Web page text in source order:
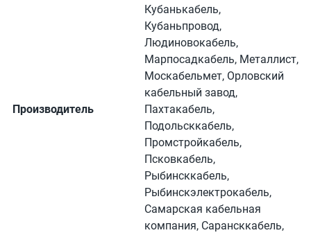
Производитель
Кубанькабель,
Кубаньпровод,
Людиновокабель,
Марпосадкабель, Металлист,
Москабельмет, Орловский
кабельный завод,
Пахтакабель,
Подольсккабель,
Промстройкабель,
Псковкабель,
Рыбинсккабель,
Рыбинскэлектрокабель,
Самарская кабельная
компания, Сарансккабель,